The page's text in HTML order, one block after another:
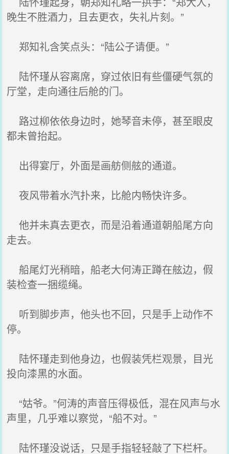
晚生不胜酒力，且去更衣，失礼片刻。”
郑知礼含笑点头：“陆公子请便。”
陆怀瑾从容离席，穿过依旧有些僵硬气氛的
厅堂，走向通往后舱的门。
路过柳依依身边时，她琴音未停，甚至眼皮
都未曾抬起。
出得宴厅，外面是画舫侧舷的通道。
夜风带着水汽扑来，比舱内畅快许多。
他并未真去更衣，而是沿着通道朝船尾方向
走去。
船尾灯光稍暗，船老大何涛正蹲在舷边，假
装检查一捆缆绳。
听到脚步声，他头也不回，只是手上动作不
停。
陆怀瑾走到他身边，也假装凭栏观景，目光
投向漆黑的水面。
“姑爷。”何涛的声音压得极低，混在风声与水
声里，几乎难以察觉，“船不对。”
陆怀瑾没说话，只是手指轻轻敲了下栏杆。